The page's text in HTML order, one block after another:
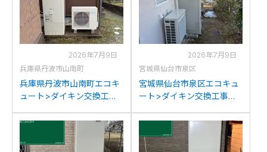
2026年7月9日
兵庫県丹波市山南町
兵庫県丹波市山南町エコキ
ュート>ダイキン交換工事
EQK37MFCVからダイキン
EQX37ZFVへの交換
2026年7月9日
宮城県仙台市泉区
宮城県仙台市泉区エコキュ
ート>ダイキン交換工事施
HPT46WX4からダイキン
EQX37ZFVへの交換